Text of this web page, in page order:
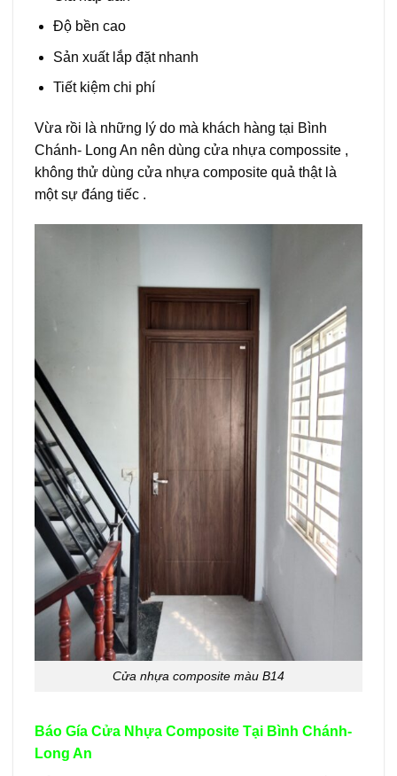
Độ bền cao
Sản xuất lắp đặt nhanh
Tiết kiệm chi phí
Vừa rồi là những lý do mà khách hàng tại Bình
Chánh- Long An nên dùng cửa nhựa compossite ,
không thử dùng cửa nhựa composite quả thật là
một sự đáng tiếc .
Cửa nhựa composite màu B14
Báo Gía Cửa Nhựa Composite Tại Bình Chánh-
Long An